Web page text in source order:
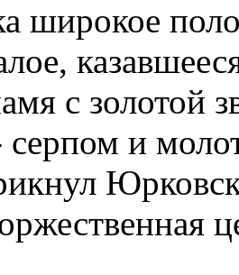
широкое
с золотой
серпом и